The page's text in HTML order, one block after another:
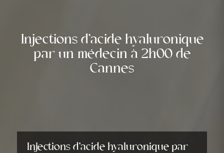
Injections d'acide hyaluronique
par un médecin à 2h00 de
Cannes
Injections d’acide hyaluronique par